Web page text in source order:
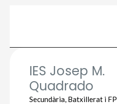
IES Josep M.
Quadrado
Secundària, Batxillerat i FP